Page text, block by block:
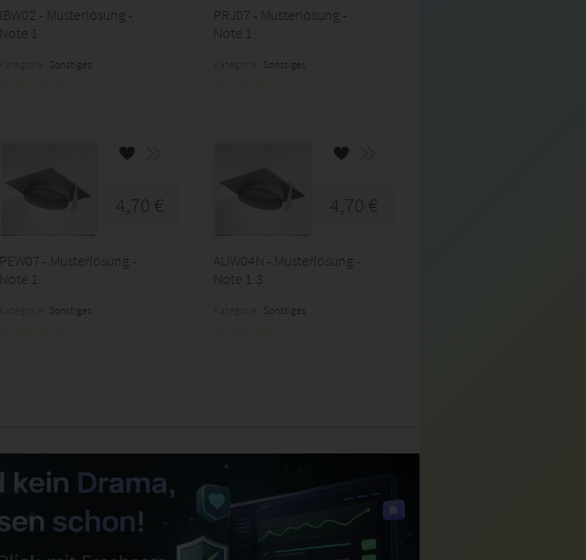
IBW02 - Musterlösung -
Note 1
Sonstiges
PRJ07 - Musterlösung -
Note 1
Sonstiges
4,70 €
PEW07 - Musterlösung -
Note 1
Sonstiges
4,70 €
AUW04N - Musterlösung -
Note 1.3
Sonstiges